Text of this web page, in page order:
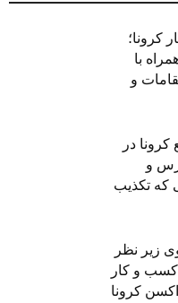
کرونا؛
با
و
در
و
که تکذیب
زیر نظر
و کار
کرونا